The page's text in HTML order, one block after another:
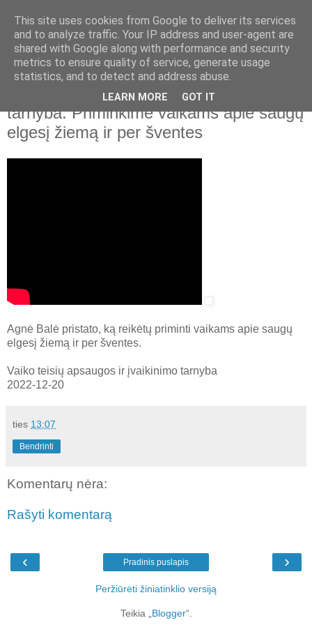
2022 m. gruodžio 20 d., antradienis
Vaiko teisių apsaugos ir įvaikinimo
tarnyba. Priminkime vaikams apie saugų
elgesį žiemą ir per šventes
Agnė Balė pristato, ką reikėtų priminti vaikams apie saugų
elgesį žiemą ir per šventes.
Vaiko teisių apsaugos ir įvaikinimo tarnyba
2022-12-20
ties 13:07
Bendrinti
Komentarų nėra:
Rašyti komentarą
‹ ›
Pradinis puslapis
Peržiūrėti žiniatinklio versiją
Teikia „Blogger“.
This site uses cookies from Google to deliver its services
and to analyze traffic. Your IP address and user-agent are
shared with Google along with performance and security
metrics to ensure quality of service, generate usage
statistics, and to detect and address abuse.
LEARN MORE GOT IT